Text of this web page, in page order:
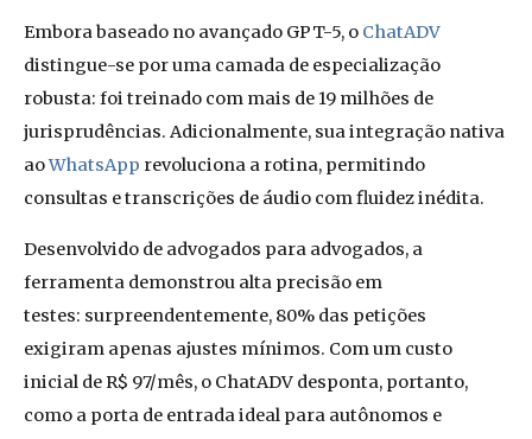
Embora baseado no avançado GPT-5, o ChatADV
distingue-se por uma camada de especialização
robusta: foi treinado com mais de 19 milhões de
jurisprudências. Adicionalmente, sua integração nativa
aoWhatsApp revoluciona a rotina, permitindo
consultas e transcrições de áudio com fluidez inédita.
Desenvolvido de advogados para advogados, a
ferramenta demonstrou alta precisão em
testes: surpreendentemente, 80% das petições
exigiram apenas ajustes mínimos. Com um custo
inicial de R$ 97/mês, o ChatADV desponta, portanto,
como a porta de entrada ideal para autônomos e